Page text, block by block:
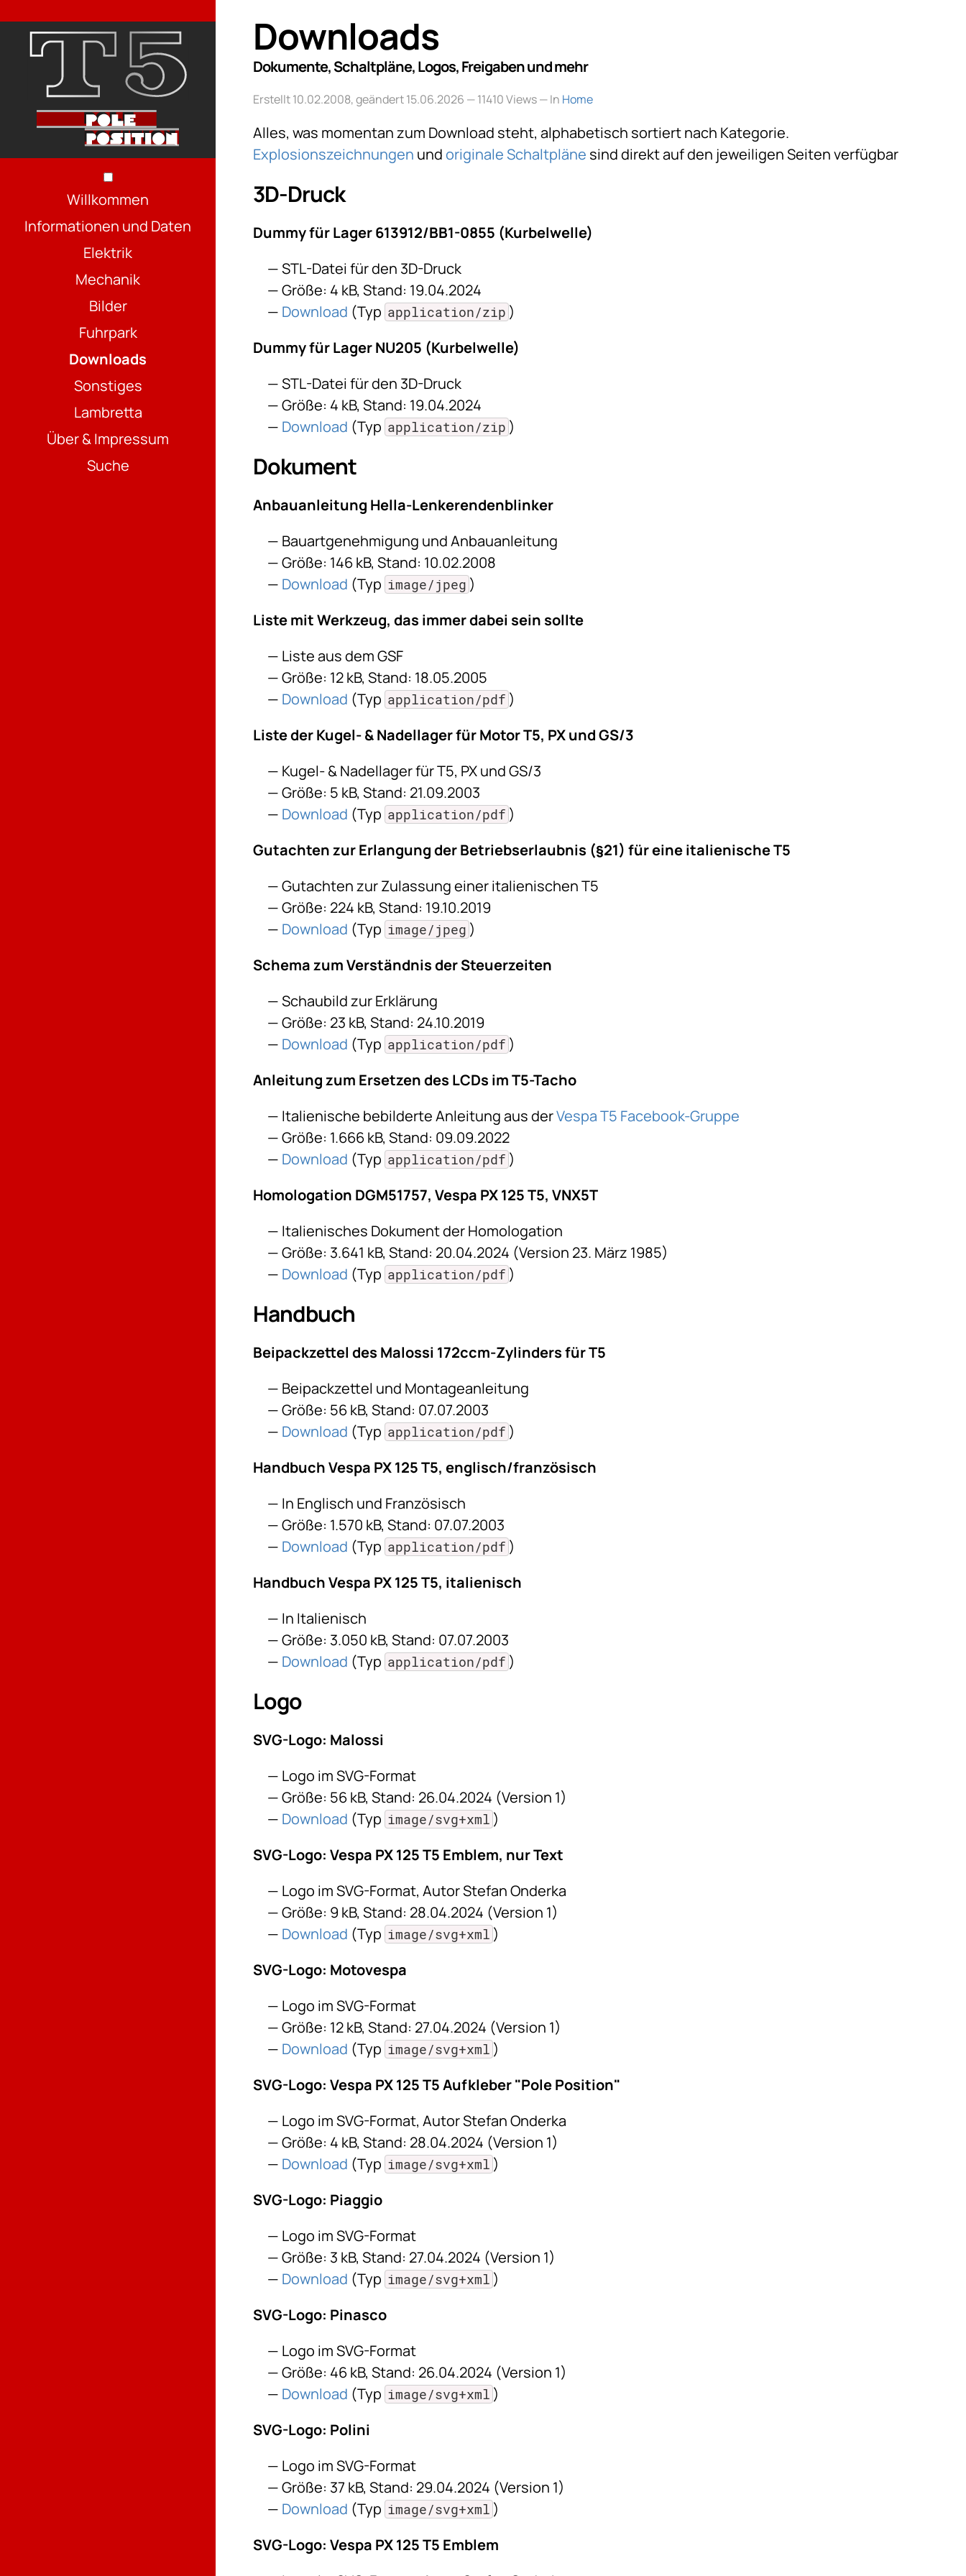
Willkommen
Informationen und Daten
Elektrik
Mechanik
Bilder
Fuhrpark
Downloads
Sonstiges
Lambretta
Über & Impressum
Suche
Downloads
Dokumente, Schaltpläne, Logos, Freigaben und mehr
Erstellt 10.02.2008, geändert 15.06.2026 — 11410 Views — In Home
Alles, was momentan zum Download steht, alphabetisch sortiert nach Kategorie.
Explosionszeichnungen undoriginale Schaltpläne sind direkt auf den jeweiligen Seiten verfügbar
3D-Druck
Dummy für Lager 613912/BB1-0855 (Kurbelwelle)
STL-Datei für den 3D-Druck
Größe: 4 kB, Stand: 19.04.2024
Download (Typ application/zip )
Dummy für Lager NU205 (Kurbelwelle)
STL-Datei für den 3D-Druck
Größe: 4 kB, Stand: 19.04.2024
Download (Typ application/zip )
Dokument
Anbauanleitung Hella-Lenkerendenblinker
Bauartgenehmigung und Anbauanleitung
Größe: 146 kB, Stand: 10.02.2008
Download (Typ image/jpeg )
Liste mit Werkzeug, das immer dabei sein sollte
Liste aus dem GSF
Größe: 12 kB, Stand: 18.05.2005
Download (Typ application/pdf )
Liste der Kugel- & Nadellager für Motor T5, PX und GS/3
Kugel- & Nadellager für T5, PX und GS/3
Größe: 5 kB, Stand: 21.09.2003
Download (Typ application/pdf )
Gutachten zur Erlangung der Betriebserlaubnis (§21) für eine italienische T5
Gutachten zur Zulassung einer italienischen T5
Größe: 224 kB, Stand: 19.10.2019
Download (Typ image/jpeg )
Schema zum Verständnis der Steuerzeiten
Schaubild zur Erklärung
Größe: 23 kB, Stand: 24.10.2019
Download (Typ application/pdf )
Anleitung zum Ersetzen des LCDs im T5-Tacho
Italienische bebilderte Anleitung aus derVespa T5 Facebook-Gruppe
Größe: 1.666 kB, Stand: 09.09.2022
Download (Typ application/pdf )
Homologation DGM51757, Vespa PX 125 T5, VNX5T
Italienisches Dokument der Homologation
Größe: 3.641 kB, Stand: 20.04.2024 (Version 23. März 1985)
Download (Typ application/pdf )
Handbuch
Beipackzettel des Malossi 172ccm-Zylinders für T5
Beipackzettel und Montageanleitung
Größe: 56 kB, Stand: 07.07.2003
Download (Typ application/pdf )
Handbuch Vespa PX 125 T5, englisch/französisch
In Englisch und Französisch
Größe: 1.570 kB, Stand: 07.07.2003
Download (Typ application/pdf )
Handbuch Vespa PX 125 T5, italienisch
In Italienisch
Größe: 3.050 kB, Stand: 07.07.2003
Download (Typ application/pdf )
Logo
SVG-Logo: Malossi
Logo im SVG-Format
Größe: 56 kB, Stand: 26.04.2024 (Version 1)
Download (Typ image/svg+xml )
SVG-Logo: Vespa PX 125 T5 Emblem, nur Text
Logo im SVG-Format, Autor Stefan Onderka
Größe: 9 kB, Stand: 28.04.2024 (Version 1)
Download (Typ image/svg+xml )
SVG-Logo: Motovespa
Logo im SVG-Format
Größe: 12 kB, Stand: 27.04.2024 (Version 1)
Download (Typ image/svg+xml )
SVG-Logo: Vespa PX 125 T5 Aufkleber "Pole Position"
Logo im SVG-Format, Autor Stefan Onderka
Größe: 4 kB, Stand: 28.04.2024 (Version 1)
Download (Typ image/svg+xml )
SVG-Logo: Piaggio
Logo im SVG-Format
Größe: 3 kB, Stand: 27.04.2024 (Version 1)
Download (Typ image/svg+xml )
SVG-Logo: Pinasco
Logo im SVG-Format
Größe: 46 kB, Stand: 26.04.2024 (Version 1)
Download (Typ image/svg+xml )
SVG-Logo: Polini
Logo im SVG-Format
Größe: 37 kB, Stand: 29.04.2024 (Version 1)
Download (Typ image/svg+xml )
SVG-Logo: Vespa PX 125 T5 Emblem